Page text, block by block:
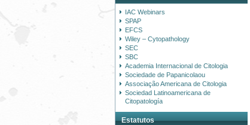
IAC Webinars
SPAP
EFCS
Wiley – Cytopathology
SEC
SBC
Academia Internacional de Citologia
Sociedade de Papanicolaou
Associação Americana de Citologia
Sociedad Latinoamericana de
Citopatología
Estatutos